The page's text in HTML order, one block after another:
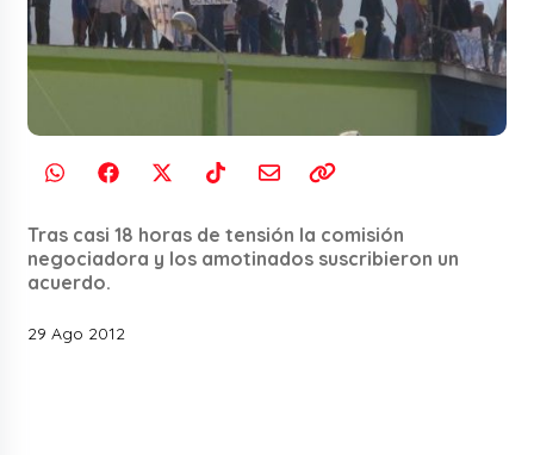
Tras casi 18 horas de tensión la comisión
negociadora y los amotinados suscribieron un
acuerdo.
29 Ago 2012